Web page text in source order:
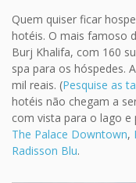
Quem quiser ficar
hotéis. O mais famoso
Burj Khalifa, com 160
spa para os hóspedes.
mil reais. (Pesquise as
hotéis não chegam a
com vista para o lago e
The Palace Downtown,
Radisson Blu.